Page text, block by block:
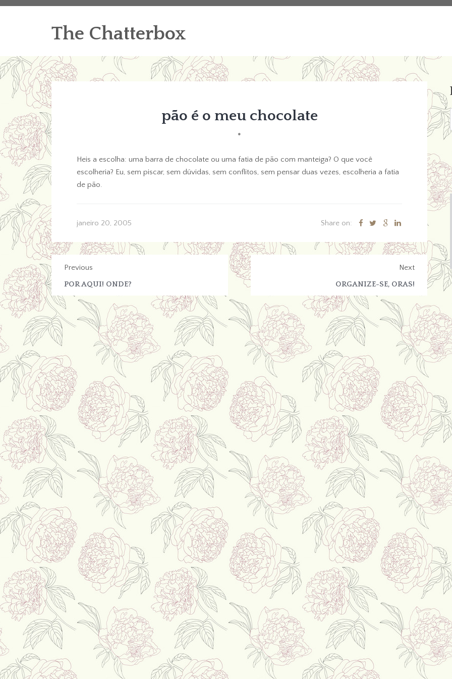
The Chatterbox
pão é o meu chocolate
*
Heis a escolha: uma barra de chocolate ou uma fatia de pão com manteiga? O que você
escolheria? Eu, sem piscar, sem dúvidas, sem conflitos, sem pensar duas vezes, escolheria a fatia
de pão.
janeiro 20, 2005 Share on:
Previous
POR AQUI! ONDE?
Next
ORGANIZE-SE, ORAS!